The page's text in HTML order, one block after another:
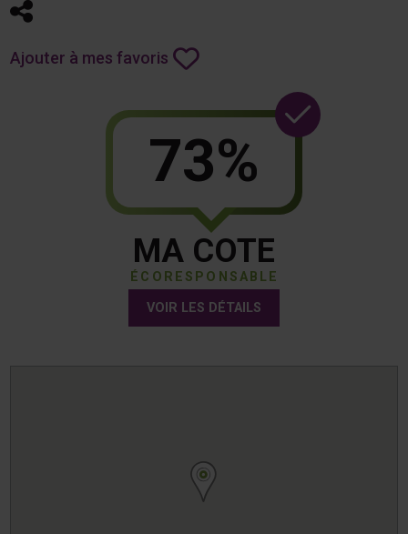
Partager
Ajouter à mes favoris
73%
MA COTE
ÉCORESPONSABLE
VOIR LES DÉTAILS